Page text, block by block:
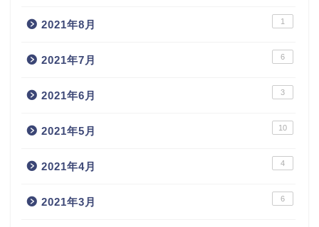
2021年8月 1
2021年7月 6
2021年6月 3
2021年5月 10
2021年4月 4
2021年3月 6